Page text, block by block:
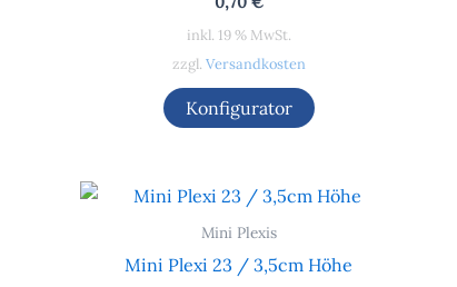
inkl. 19 % MwSt.
zzgl. Versandkosten
Konfigurator
Mini Plexis
Mini Plexi 23 / 3,5cm Höhe